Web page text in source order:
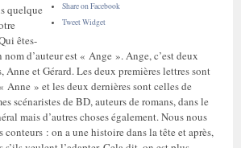
Share on Facebook
Tweet Widget
quelque
êtes-
d’auteur est « Ange ». Ange, c’est deux
Anne et Gérard. Les deux premières lettres sont
Anne » et les deux dernières sont celles de
scénaristes de BD, auteurs de romans, dans le
mais d’autres choses également. Nous nous
conteurs : on a une histoire dans la tête et après,